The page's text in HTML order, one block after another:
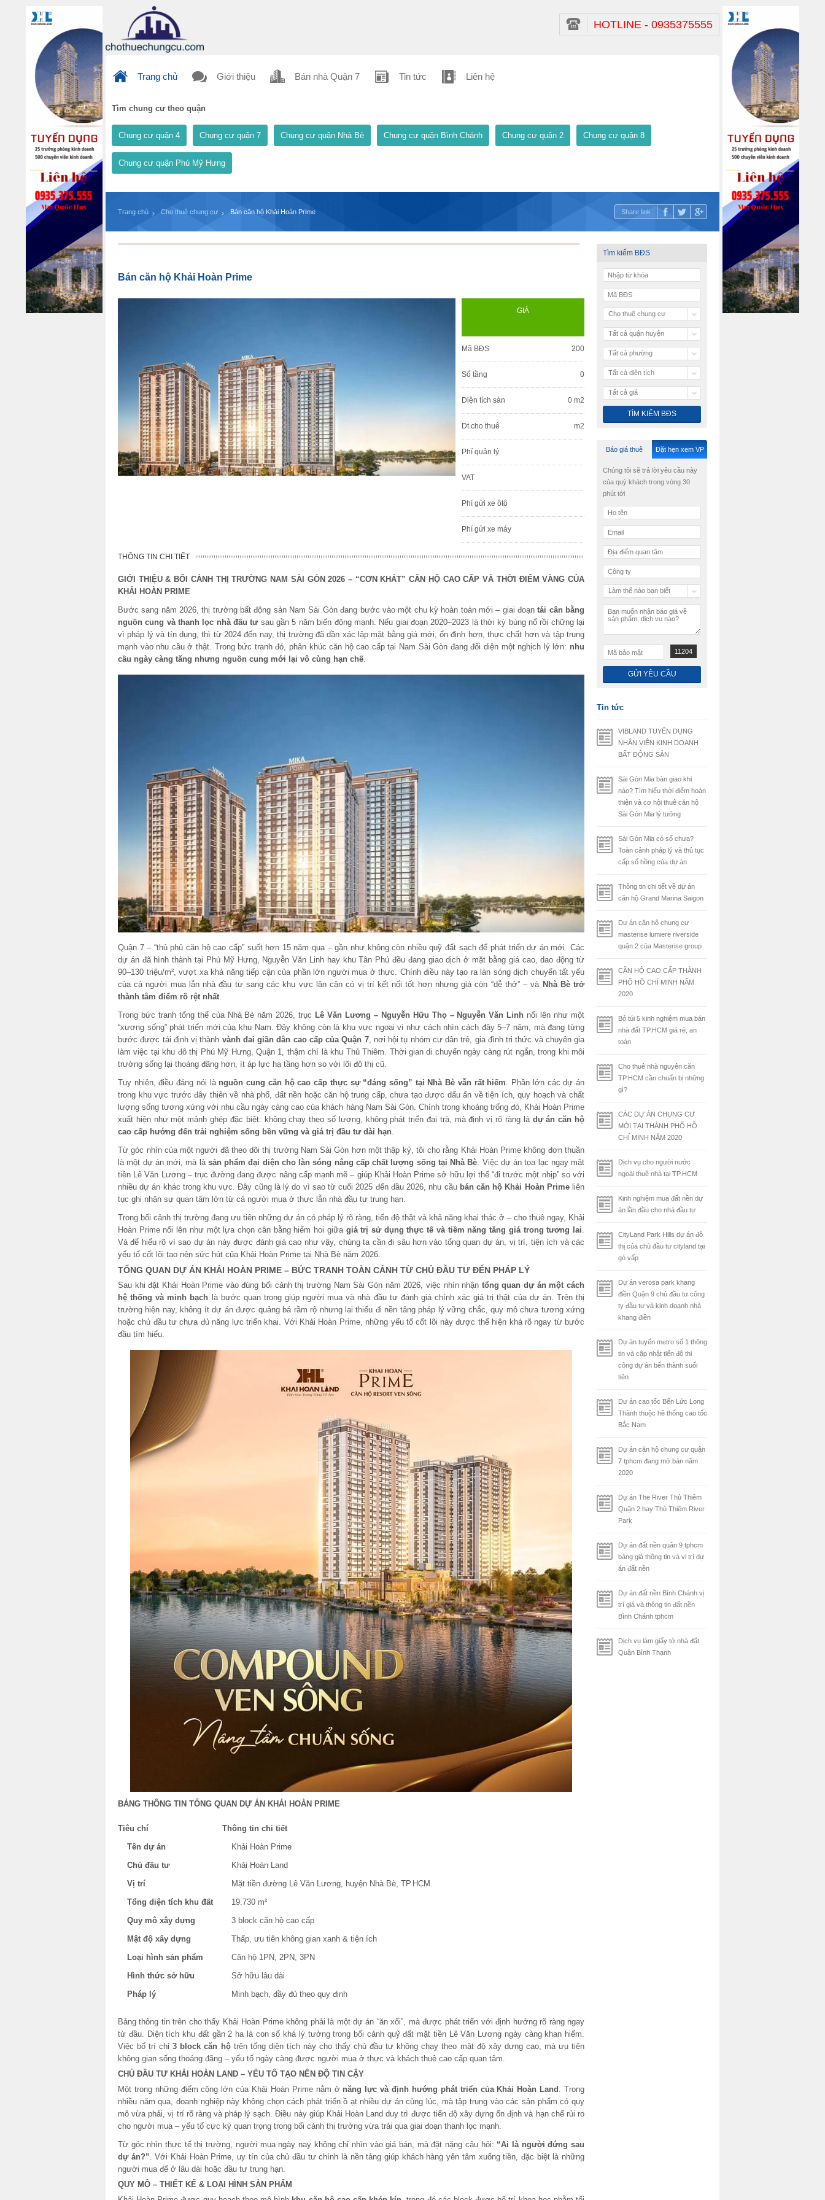
HOTLINE - 0935375555
Trang chủ Giới thiệu Bán nhà Quận 7 Tin tức Liên hệ
Tìm chung cư theo quận
Chung cư quận 4 Chung cư quận 7 Chung cư quận Nhà Bè Chung cư quận Bình Chánh Chung cư quận 2 Chung cư quận 8
Chung cư quận Phú Mỹ Hưng
Trang chủ Cho thuê chung cư Bán căn hộ Khải Hoàn Prime Share link
Bán căn hộ Khải Hoàn Prime
GIÁ
Mã BĐS 200
Số tầng 0
Diện tích sàn 0 m2
Dt cho thuê m2
Phí quản lý
VAT
Phí gửi xe ôtô
Phí gửi xe máy
THÔNG TIN CHI TIẾT
GIỚI THIỆU & BỐI CẢNH THỊ TRƯỜNG NAM SÀI GÒN 2026 – “CƠN KHÁT” CĂN HỘ CAO CẤP VÀ THỜI ĐIỂM VÀNG CỦA
KHẢI HOÀN PRIME
Bước sang năm 2026, thị trường bất động sản Nam Sài Gòn đang bước vào một chu kỳ hoàn toàn mới – giai đoạntái cân bằng
nguồn cung và thanh lọc nhà đầu tưsau gần 5 năm biến động mạnh. Nếu giai đoạn 2020–2023 là thời kỳ bùng nổ rồi chững lại
vì pháp lý và tín dụng, thì từ 2024 đến nay, thị trường đã dần xác lập mặt bằng giá mới, ổn định hơn, thực chất hơn và tập trung
mạnh vào nhu cầu ở thật. Trong bức tranh đó, phân khúc căn hộ cao cấp tại Nam Sài Gòn đang đối diện một nghịch lý lớn: nhu
cầu ngày càng tăng nhưng nguồn cung mới lại vô cùng hạn chế.
Quận 7 – “thủ phủ căn hộ cao cấp” suốt hơn 15 năm qua – gần như không còn nhiều quỹ đất sạch để phát triển dự án mới. Các
dự án đã hình thành tại Phú Mỹ Hưng, Nguyễn Văn Linh hay khu Tân Phú đều đang giao dịch ở mặt bằng giá cao, dao động từ
90–130 triệu/m², vượt xa khả năng tiếp cận của phần lớn người mua ở thực. Chính điều này tạo ra làn sóng dịch chuyển tất yếu
của cả người mua lẫn nhà đầu tư sang các khu vực lân cận có vị trí kết nối tốt hơn nhưng giá còn “dễ thở” – và Nhà Bè trở
thành tâm điểm rõ rệt nhất.
Trong bức tranh tổng thể của Nhà Bè năm 2026, trục Lê Văn Lương – Nguyễn Hữu Thọ – Nguyễn Văn Linh nổi lên như một
“xương sống” phát triển mới của khu Nam. Đây không còn là khu vực ngoại vi như cách nhìn cách đây 5–7 năm, mà đang từng
bước được tái định vị thành vành đai giãn dân cao cấp của Quận 7, nơi hội tụ nhóm cư dân trẻ, gia đình tri thức và chuyên gia
làm việc tại khu đô thị Phú Mỹ Hưng, Quận 1, thậm chí là khu Thủ Thiêm. Thời gian di chuyển ngày càng rút ngắn, trong khi môi
trường sống lại thoáng đãng hơn, ít áp lực hạ tầng hơn so với lõi đô thị cũ.
Tuy nhiên, điều đáng nói là nguồn cung căn hộ cao cấp thực sự “đáng sống” tại Nhà Bè vẫn rất hiếm. Phần lớn các dự án
trong khu vực trước đây thiên về nhà phố, đất nền hoặc căn hộ trung cấp, chưa tạo được dấu ấn về tiện ích, quy hoạch và chất
lượng sống tương xứng với nhu cầu ngày càng cao của khách hàng Nam Sài Gòn. Chính trong khoảng trống đó, Khải Hoàn Prime
xuất hiện như một mảnh ghép đặc biệt: không chạy theo số lượng, không phát triển đại trà, mà định vị rõ ràng là dự án căn hộ
cao cấp hướng đến trải nghiệm sống bền vững và giá trị đầu tư dài hạn.
Từ góc nhìn của một người đã theo dõi thị trường Nam Sài Gòn hơn một thập kỷ, tôi cho rằng Khải Hoàn Prime không đơn thuần
là một dự án mới, mà là sản phẩm đại diện cho làn sóng nâng cấp chất lượng sống tại Nhà Bè. Việc dự án tọa lạc ngay mặt
tiền Lê Văn Lương – trục đường đang được nâng cấp mạnh mẽ – giúp Khải Hoàn Prime sở hữu lợi thế “đi trước một nhịp” so với
nhiều dự án khác trong khu vực. Đây cũng là lý do vì sao từ cuối 2025 đến đầu 2026, nhu cầu bán căn hộ Khải Hoàn Primeliên
tục ghi nhận sự quan tâm lớn từ cả người mua ở thực lẫn nhà đầu tư trung hạn.
Trong bối cảnh thị trường đang ưu tiên những dự án có pháp lý rõ ràng, tiến độ thật và khả năng khai thác ở – cho thuê ngay, Khải
Hoàn Prime nổi lên như một lựa chọn cân bằng hiếm hoi giữa giá trị sử dụng thực tế và tiềm năng tăng giá trong tương lai.
Và để hiểu rõ vì sao dự án này được đánh giá cao như vậy, chúng ta cần đi sâu hơn vào tổng quan dự án, vị trí, tiện ích và các
yếu tố cốt lõi tạo nên sức hút của Khải Hoàn Prime tại Nhà Bè năm 2026.
TỔNG QUAN DỰ ÁN KHẢI HOÀN PRIME – BỨC TRANH TOÀN CẢNH TỪ CHỦ ĐẦU TƯ ĐẾN PHÁP LÝ
Sau khi đặt Khải Hoàn Prime vào đúng bối cảnh thị trường Nam Sài Gòn năm 2026, việc nhìn nhận tổng quan dự án một cách
hệ thống và minh bạch là bước quan trọng giúp người mua và nhà đầu tư đánh giá chính xác giá trị thật của dự án. Trên thị
trường hiện nay, không ít dự án được quảng bá rầm rộ nhưng lại thiếu đi nền tảng pháp lý vững chắc, quy mô chưa tương xứng
hoặc chủ đầu tư chưa đủ năng lực triển khai. Với Khải Hoàn Prime, những yếu tố cốt lõi này được thể hiện khá rõ ngay từ bước
đầu tìm hiểu.
BẢNG THÔNG TIN TỔNG QUAN DỰ ÁN KHẢI HOÀN PRIME
Tiêu chí
Thông tin chi tiết
Tên dự án
Khải Hoàn Prime
Chủ đầu tư
Khải Hoàn Land
Vị trí
Mặt tiền đường Lê Văn Lương, huyện Nhà Bè, TP.HCM
Tổng diện tích khu đất
19.730 m²
Quy mô xây dựng
3 block căn hộ cao cấp
Mật độ xây dựng
Thấp, ưu tiên không gian xanh & tiện ích
Loại hình sản phẩm
Căn hộ 1PN, 2PN, 3PN
Hình thức sở hữu
Sở hữu lâu dài
Pháp lý
Minh bạch, đầy đủ theo quy định
Bảng thông tin trên cho thấy Khải Hoàn Prime không phải là một dự án “ăn xổi”, mà được phát triển với định hướng rõ ràng ngay
từ đầu. Diện tích khu đất gần 2 ha là con số khá lý tưởng trong bối cảnh quỹ đất mặt tiền Lê Văn Lương ngày càng khan hiếm.
Việc bố trí chỉ3 block căn hộtrên tổng diện tích này cho thấy chủ đầu tư không chạy theo mật độ xây dựng cao, mà ưu tiên
không gian sống thoáng đãng – yếu tố ngày càng được người mua ở thực và khách thuê cao cấp quan tâm.
CHỦ ĐẦU TƯ KHẢI HOÀN LAND – YẾU TỐ TẠO NÊN ĐỘ TIN CẬY
Một trong những điểm cộng lớn của Khải Hoàn Prime nằm ở năng lực và định hướng phát triển của Khải Hoàn Land . Trong
nhiều năm qua, doanh nghiệp này không chọn cách phát triển ồ ạt nhiều dự án cùng lúc, mà tập trung vào các sản phẩm có quy
mô vừa phải, vị trí rõ ràng và pháp lý sạch. Điều này giúp Khải Hoàn Land duy trì được tiến độ xây dựng ổn định và hạn chế rủi ro
cho người mua – yếu tố cực kỳ quan trọng trong bối cảnh thị trường vừa trải qua giai đoạn thanh lọc mạnh.
Từ góc nhìn thực tế thị trường, người mua ngày nay không chỉ nhìn vào giá bán, mà đặt nặng câu hỏi: “Ai là người đứng sau
dự án?”. Với Khải Hoàn Prime, uy tín của chủ đầu tư chính là nền tảng giúp khách hàng yên tâm xuống tiền, đặc biệt là những
người mua để ở lâu dài hoặc đầu tư trung hạn.
QUY MÔ – THIẾT KẾ & LOẠI HÌNH SẢN PHẨM
Tìm kiếm BĐS
Cho thuê chung cư
Tất cả quận huyện
Tất cả phường
Tất cả diện tích
Tất cả giá
Báo giá thuê Đặt hẹn xem VP
Chúng tôi sẽ trả lời yêu cầu này
của quý khách trong vòng 30
phút tới
Làm thế nào bạn biết
11204
Tin tức
VIBLAND TUYỂN DỤNG
NHÂN VIÊN KINH DOANH
BẤT ĐỘNG SẢN
Sài Gòn Mia bàn giao khi
nào? Tìm hiểu thời điểm hoàn
thiện và cơ hội thuê căn hộ
Sài Gòn Mia lý tưởng
Sài Gòn Mia có sổ chưa?
Toàn cảnh pháp lý và thủ tục
cấp sổ hồng của dự án
Thông tin chi tiết về dự án
căn hộ Grand Marina Saigon
Dư án căn hộ chung cư
masterise lumiere riverside
quận 2 của Masterise group
CĂN HỘ CAO CẤP THÀNH
PHỐ HỒ CHÍ MINH NĂM
2020
Bỏ túi 5 kinh nghiệm mua bán
nhà đất TP.HCM giá rẻ, an
toàn
Cho thuê nhà nguyên căn
TP.HCM cần chuẩn bị những
gì?
CÁC DỰ ÁN CHUNG CƯ
MỚI TẠI THÀNH PHỐ HỒ
CHÍ MINH NĂM 2020
Dịch vụ cho người nước
ngoài thuê nhà tại TP.HCM
Kinh nghiệm mua đất nền dự
án lần đầu cho nhà đầu tư
CityLand Park Hills dự án đô
thị của chủ đầu tư cityland tại
gò vấp
Dự án verosa park khang
điền Quận 9 chủ đầu tư công
ty đầu tư và kinh doanh nhà
khang điền
Dự án tuyến metro số 1 thông
tin và cập nhật tiến độ thi
công dự án bến thành suối
tiên
Dư án cao tốc Bến Lức Long
Thành thuộc hê thống cao tốc
Bắc Nam
Dự án căn hộ chung cư quận
7 tphcm đang mở bán năm
2020
Dự án The River Thủ Thiêm
Quận 2 hay Thủ Thiêm River
Park
Dự án đất nền quân 9 tphcm
bảng giá thông tin và vi trí dự
án đất nền
Dự án đất nền Bình Chánh vị
trí giá và thông tin đất nền
Bình Chánh tphcm
Dịch vụ làm giấy tờ nhà đất
Quận Bình Thạnh